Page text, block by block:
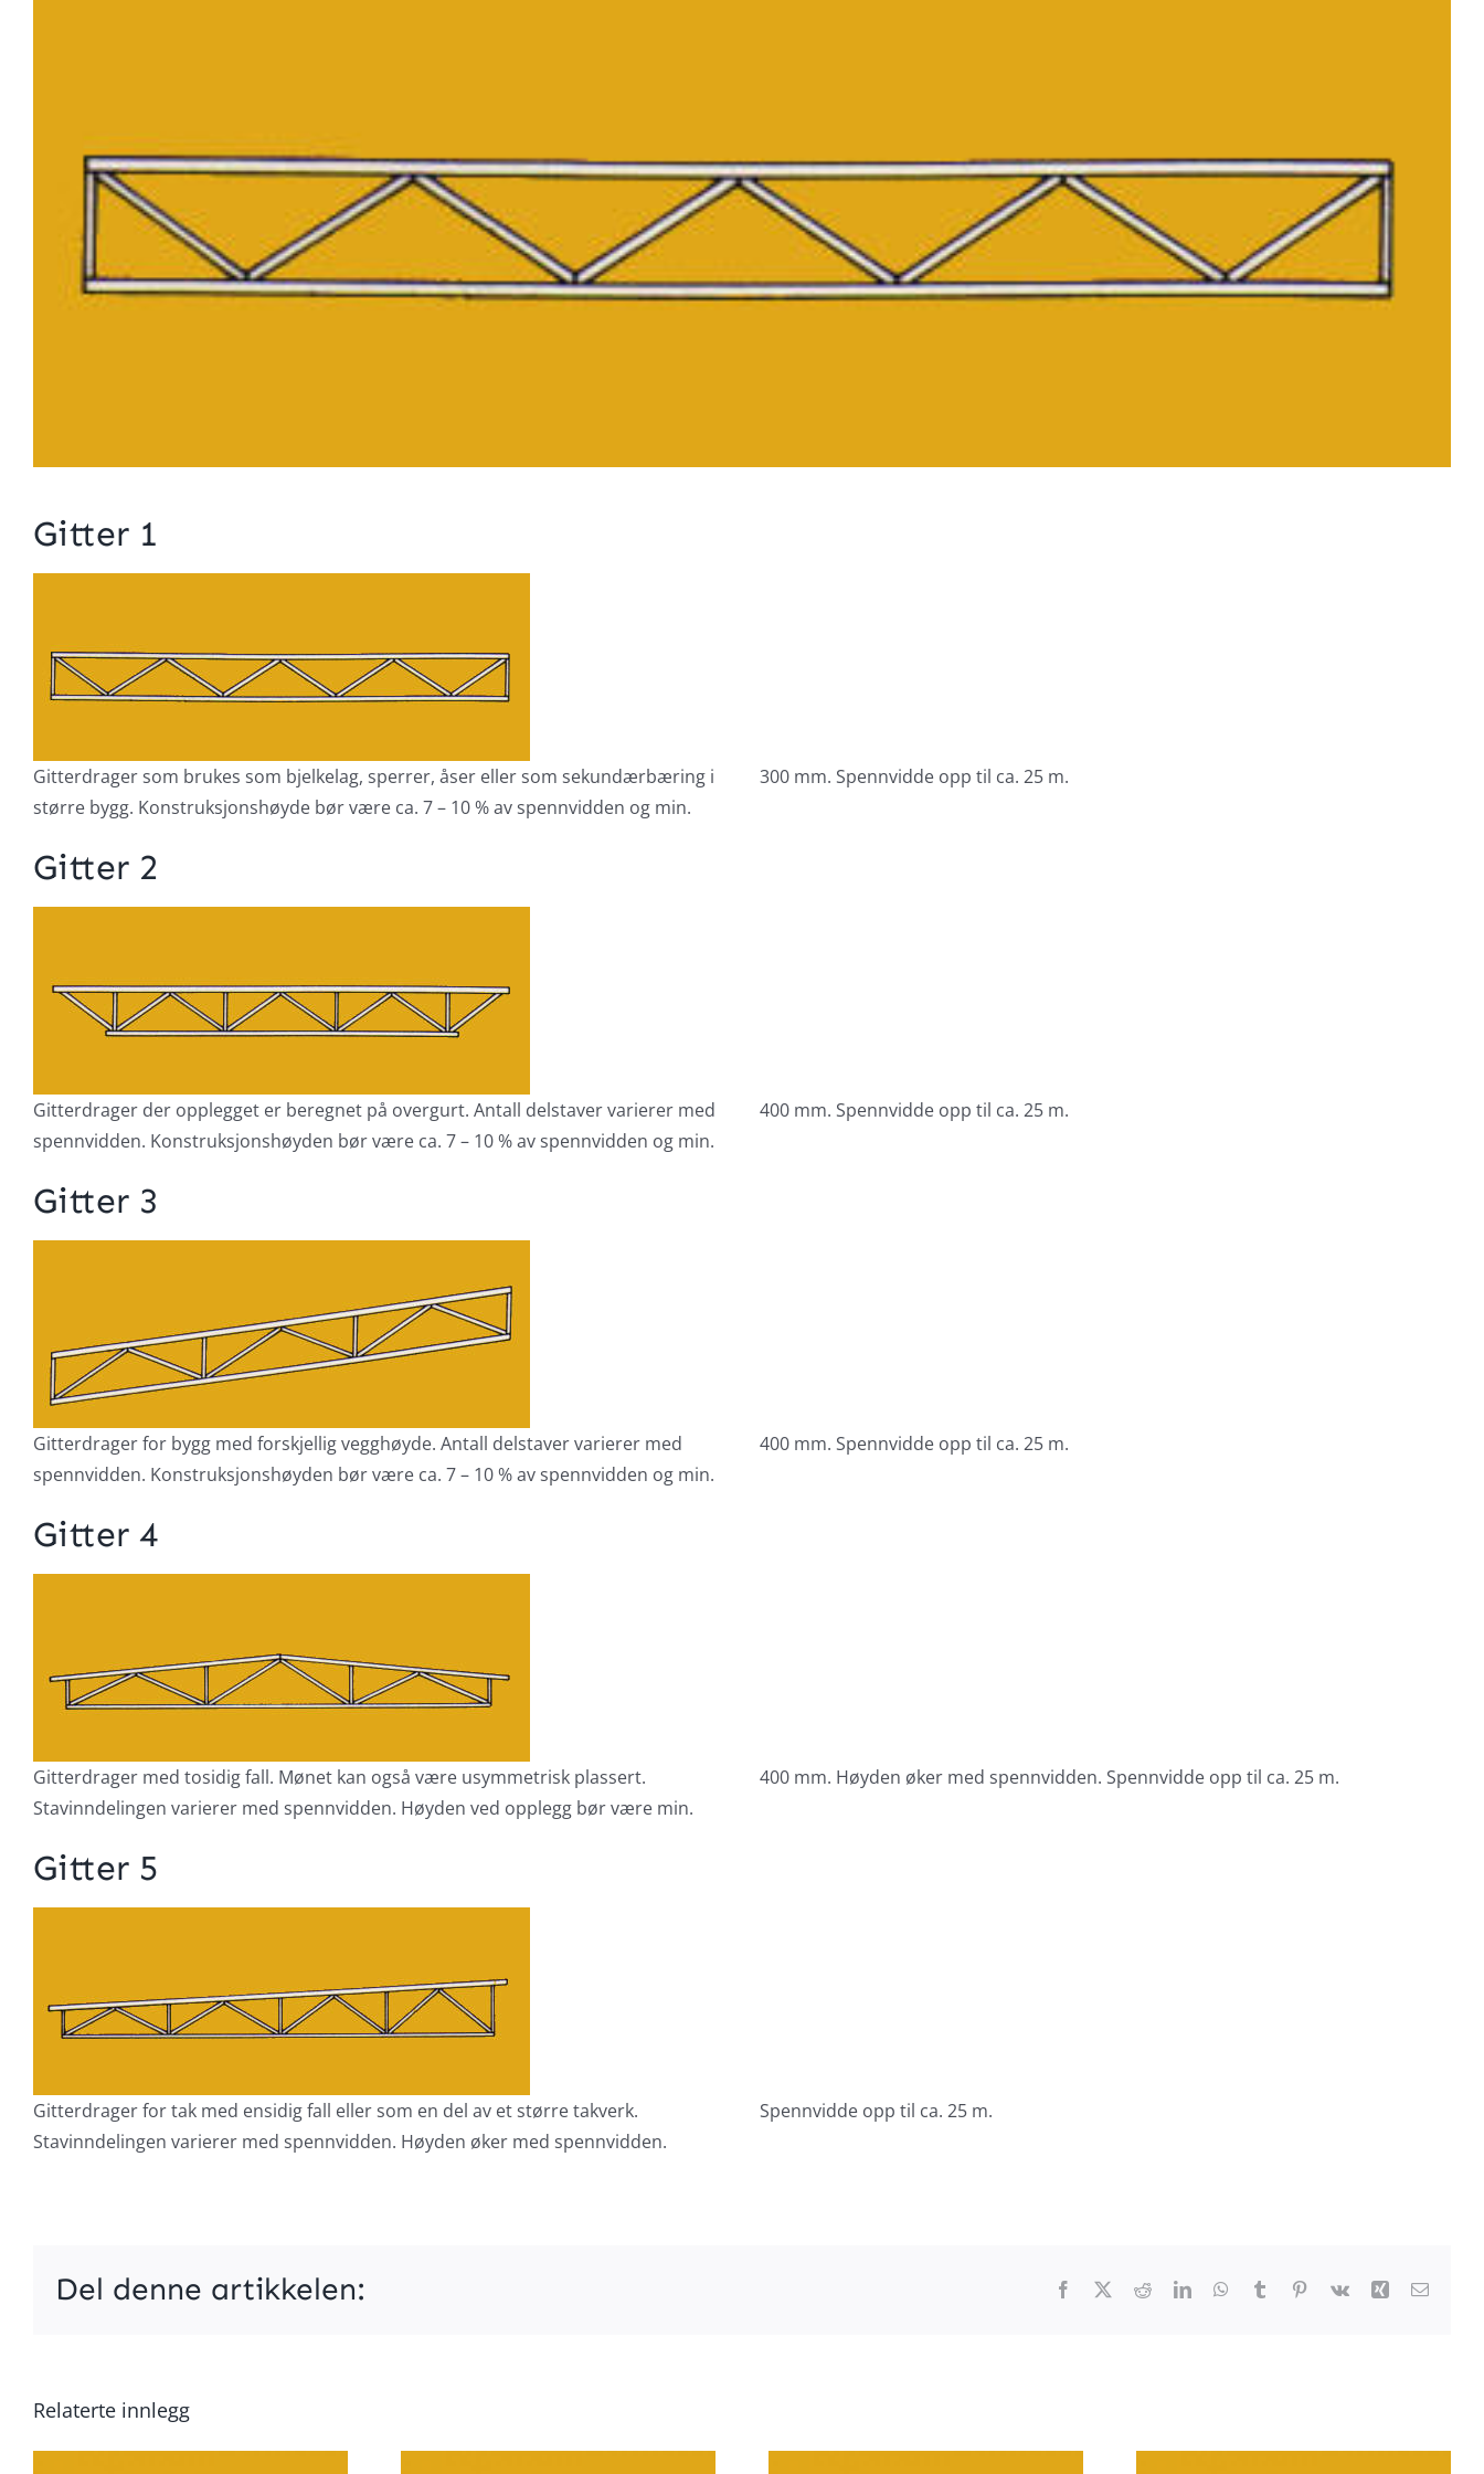
Gitter 1
Gitterdrager som brukes som bjelkelag, sperrer, åser eller som sekundærbæring i
større bygg. Konstruksjonshøyde bør være ca. 7 – 10 % av spennvidden og min.
300 mm. Spennvidde opp til ca. 25 m.
Gitter 2
Gitterdrager der opplegget er beregnet på overgurt. Antall delstaver varierer med
spennvidden. Konstruksjonshøyden bør være ca. 7 – 10 % av spennvidden og min.
400 mm. Spennvidde opp til ca. 25 m.
Gitter 3
Gitterdrager for bygg med forskjellig vegghøyde. Antall delstaver varierer med
spennvidden. Konstruksjonshøyden bør være ca. 7 – 10 % av spennvidden og min.
400 mm. Spennvidde opp til ca. 25 m.
Gitter 4
Gitterdrager med tosidig fall. Mønet kan også være usymmetrisk plassert.
Stavinndelingen varierer med spennvidden. Høyden ved opplegg bør være min.
400 mm. Høyden øker med spennvidden. Spennvidde opp til ca. 25 m.
Gitter 5
Gitterdrager for tak med ensidig fall eller som en del av et større takverk.
Stavinndelingen varierer med spennvidden. Høyden øker med spennvidden.
Spennvidde opp til ca. 25 m.
Del denne artikkelen: Facebook RedditLinkedInWhatsApp
Tumblr Pinterest
Vk Xing E-
Relaterte innlegg